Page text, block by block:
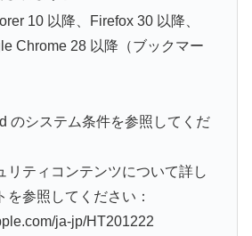
10 以降、Firefox 30 以降、
Chrome 28 以降（ブックマー
のシステム条件を参照してくだ
リティコンテンツについて詳し
を参照してください：
ja-jp/HT201222